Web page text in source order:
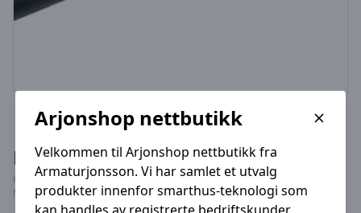
Arjonshop nettbutikk
Velkommen til Arjonshop nettbutikk fra
Armaturjonsson. Vi har samlet et utvalg
produkter innenfor smarthus-teknologi som
Rør rette lengder 5 meter
Kat-nr. 4600.016
NRF-nr. 512 15 03